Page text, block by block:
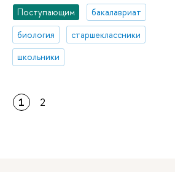
Поступающим
бакалавриат
биология
старшеклассники
школьники
1 2